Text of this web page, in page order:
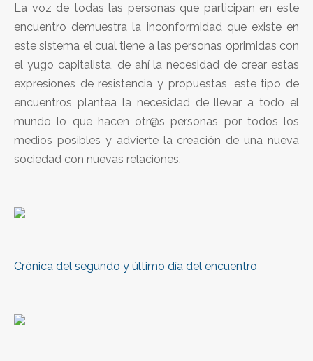
La voz de todas las personas que participan en este
encuentro demuestra la inconformidad que existe en
este sistema el cual tiene a las personas oprimidas con
el yugo capitalista, de ahí la necesidad de crear estas
expresiones de resistencia y propuestas, este tipo de
encuentros plantea la necesidad de llevar a todo el
mundo lo que hacen otr@s personas por todos los
medios posibles y advierte la creación de una nueva
sociedad con nuevas relaciones.
Crónica del segundo y último día del encuentro